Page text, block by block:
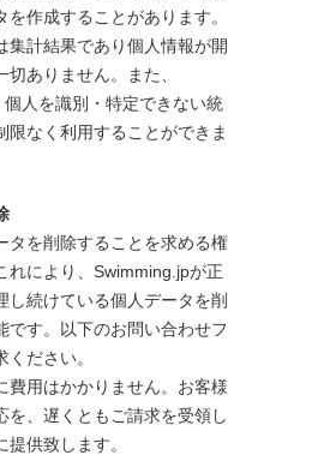
を作成することがあります。
集計結果であり個人情報が開
ありません。また、
人を識別・特定できない統
限なく利用することができま
タを削除することを求める権
れにより、Swimming.jpが正
し続けている個人データを削
です。以下のお問い合わせフ
ください。
費用はかかりません。お客様
を、遅くともご請求を受領し
提供致します。